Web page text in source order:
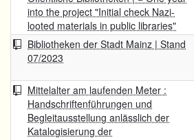
into the project "Initial check Nazi-
looted materials in public libraries"
Bibliotheken der Stadt Mainz | Stand
07/2023
Mittelalter am laufenden Meter :
Handschriftenführungen und
Begleitausstellung anlässlich der
Katalogisierung der